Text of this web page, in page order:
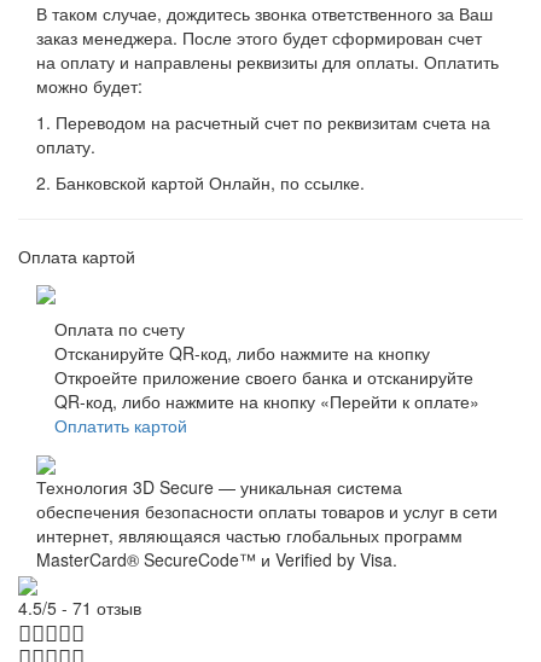
В таком случае, дождитесь звонка ответственного за Ваш
заказ менеджера. После этого будет сформирован счет
на оплату и направлены реквизиты для оплаты. Оплатить
можно будет:
1. Переводом на расчетный счет по реквизитам счета на
оплату.
2. Банковской картой Онлайн, по ссылке.
Оплата картой
Оплата по счету
Отсканируйте QR-код, либо нажмите на кнопку
Откроейте приложение своего банка и отсканируйте
QR-код, либо нажмите на кнопку «Перейти к оплате»
Оплатить картой
Технология 3D Secure — уникальная система
обеспечения безопасности оплаты товаров и услуг в сети
интернет, являющаяся частью глобальных программ
MasterCard® SecureCode™ и Verified by Visa.
4.5/5 - 71 отзыв